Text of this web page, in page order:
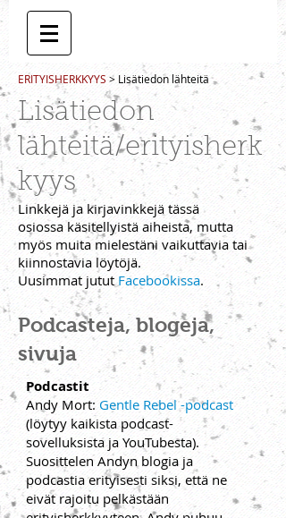
ERITYISHERKKYYS > Lisätiedon lähteitä
Lisätiedon
lähteitä/erityisherk
kyys
Linkkejä ja kirjavinkkejä tässä
osiossa käsitellyistä aiheista, mutta
myös muita mielestäni vaikuttavia tai
kiinnostavia löytöjä.
Uusimmat jututFacebookissa.
Podcasteja, blogeja,
sivuja
Podcastit
Andy Mort: Gentle Rebel -podcast
(löytyy kaikista podcast-
sovelluksista ja YouTubesta).
Suosittelen Andyn blogia ja
podcastia erityisesti siksi, että ne
eivät rajoitu pelkästään